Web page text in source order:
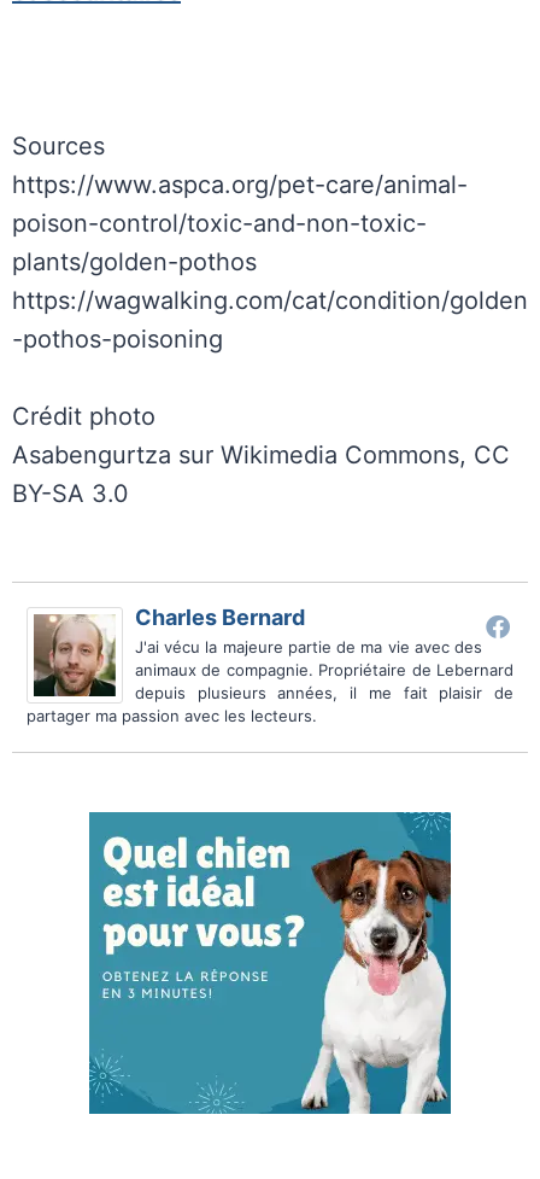
Sources
https://www.aspca.org/pet-care/animal-
poison-control/toxic-and-non-toxic-
plants/golden-pothos
https://wagwalking.com/cat/condition/golden
-pothos-poisoning
Crédit photo
Asabengurtza sur Wikimedia Commons, CC
BY-SA 3.0
Charles Bernard
J'ai vécu la majeure partie de ma vie avec des
animaux de compagnie. Propriétaire de Lebernard
depuis plusieurs années, il me fait plaisir de
partager ma passion avec les lecteurs.